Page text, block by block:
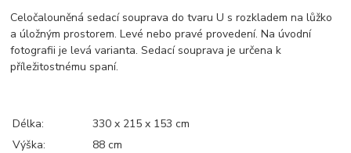
Celočalouněná sedací souprava do tvaru U s rozkladem na lůžko
a úložným prostorem. Levé nebo pravé provedení. Na úvodní
fotografii je levá varianta. Sedací souprava je určena k
příležitostnému spaní.
Délka:
330 x 215 x 153 cm
Výška:
88 cm